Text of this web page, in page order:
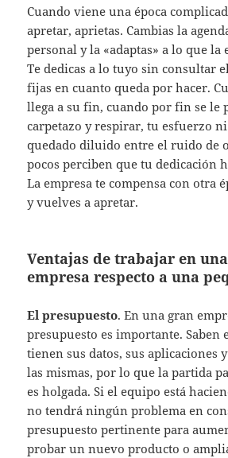
Cuando viene una época
apretar, aprietas. Cambias la
personal y la «adaptas» a lo que la
Te dedicas a lo tuyo sin consultar
fijas en cuanto queda por hacer.
llega a su fin, cuando por fin se le
carpetazo y respirar, tu esfuerzo
quedado diluido entre el ruido de
pocos perciben que tu dedicación
La empresa te compensa con otra
y vuelves a apretar.
Ventajas de trabajar en
empresa respecto a una
El presupuesto. En una gran
presupuesto es importante. Saben
tienen sus datos, sus aplicaciones
las mismas, por lo que la partida
es holgada. Si el equipo está
no tendrá ningún problema en
presupuesto pertinente para
probar un nuevo producto o